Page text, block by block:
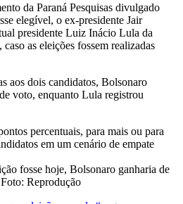
da Paraná Pesquisas divulgado
elegível, o ex-presidente Jair
presidente Luiz Inácio Lula da
as eleições fossem realizadas
aos dois candidatos, Bolsonaro
voto, enquanto Lula registrou
fosse hoje, Bolsonaro ganharia de
Reprodução